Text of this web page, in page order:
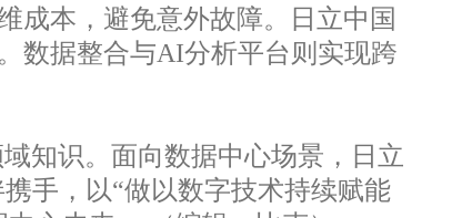
成本，避免意外故障。日立中国
数据整合与AI分析平台则实现跨
知识。面向数据中心场景，日立
手，以“做以数字技术持续赋能